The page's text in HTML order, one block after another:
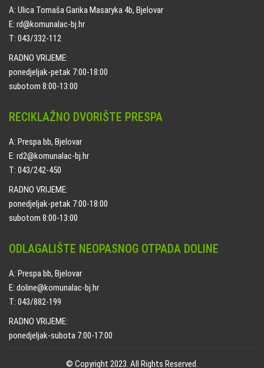
A: Ulica Tomaša Garika Masaryka 4b, Bjelovar
E: rd@komunalac-bj.hr
T: 043/332-112
RADNO VRIJEME:
ponedjeljak-petak 7:00-18:00
subotom 8:00-13:00
RECIKLAŽNO DVORIŠTE PRESPA
A: Prespa bb, Bjelovar
E: rd2@komunalac-bj.hr
T: 043/242-450
RADNO VRIJEME:
ponedjeljak-petak 7:00-18:00
subotom 8:00-13:00
ODLAGALIŠTE NEOPASNOG OTPADA DOLINE
A: Prespa bb, Bjelovar
E: doline@komunalac-bj.hr
T: 043/882-199
RADNO VRIJEME:
ponedjeljak-subota 7:00-17:00
© Copyright 2023. All Rights Reserved.